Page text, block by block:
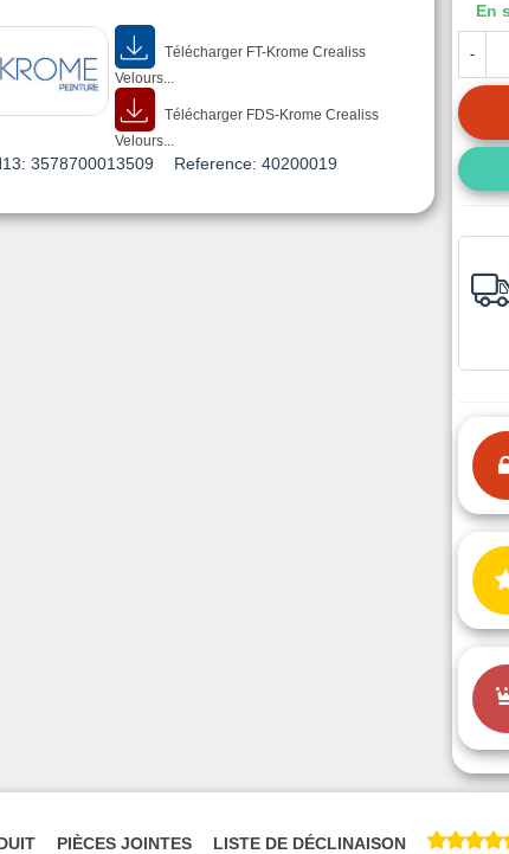
Télécharger FT-Krome Crealiss
Velours...
Télécharger FDS-Krome Crealiss
Velours...
3578700013509 Reference: 40200019
En
-
PIÈCES JOINTES LISTE DE DÉCLINAISON